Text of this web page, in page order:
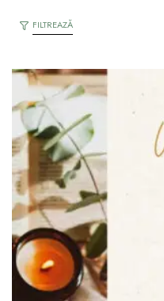
FILTREAZĂ